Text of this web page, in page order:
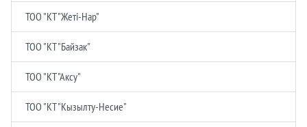
ТОО "КТ "Жеті-Нар"
ТОО "КТ "Байзак"
ТОО "КТ "Аксу"
ТОО "КТ "Кызылту-Несие"